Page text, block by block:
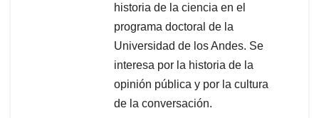
historia de la ciencia en el
programa doctoral de la
Universidad de los Andes. Se
interesa por la historia de la
opinión pública y por la cultura
de la conversación.